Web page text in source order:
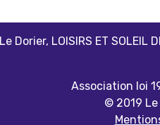
Le Dorier, LOISIRS ET SOLEIL
Association loi
© 2019